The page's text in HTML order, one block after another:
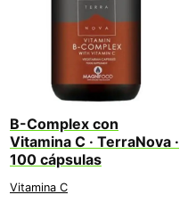
B-Complex con
Vitamina C · TerraNova ·
100 cápsulas
Vitamina C